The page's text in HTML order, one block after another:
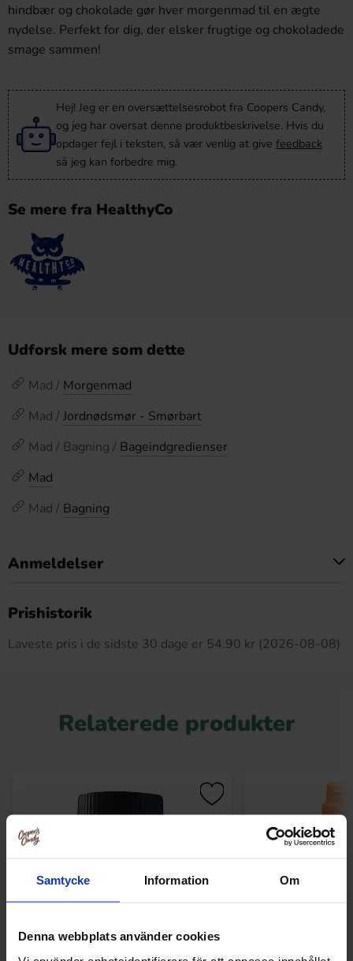
Samtycke Information Om
Denna webbplats använder cookies
hindbær og chokolade gør hver morgenmad til en ægte
nydelse. Perfekt for dig, der elsker frugtige og chokoladede
smage sammen!
Hej! Jeg er en oversættelsesrobot fra Coopers Candy,
og jeg har oversat denne produktbeskrivelse. Hvis du
opdager fejl i teksten, så vær venlig at give feedback
så jeg kan forbedre mig.
Se mere fra HealthyCo
Udforsk mere som dette
Mad / Morgenmad
Mad / Jordnødsmør - Smørbart
Mad / Bagning / Bageindgredienser
Mad
Mad / Bagning
Anmeldelser
Prishistorik
Laveste pris i de sidste 30 dage er 54.90 kr (2026-08-08)
Relaterede produkter